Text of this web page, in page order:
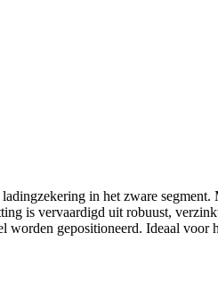
in het zware
is vervaardigd uit robuust,
gepositioneerd. Ideaal